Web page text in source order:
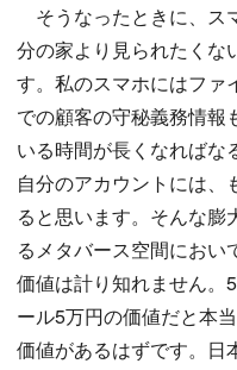
そうなったときに、ス
分の家より見られたくな
す。私のスマホにはファ
での顧客の守秘義務情報
いる時間が長くなればな
自分のアカウントには、
ると思います。そんな
るメタバース空間にお
価値は計り知れません。
ール5万円の価値だと本
価値があるはずです。日